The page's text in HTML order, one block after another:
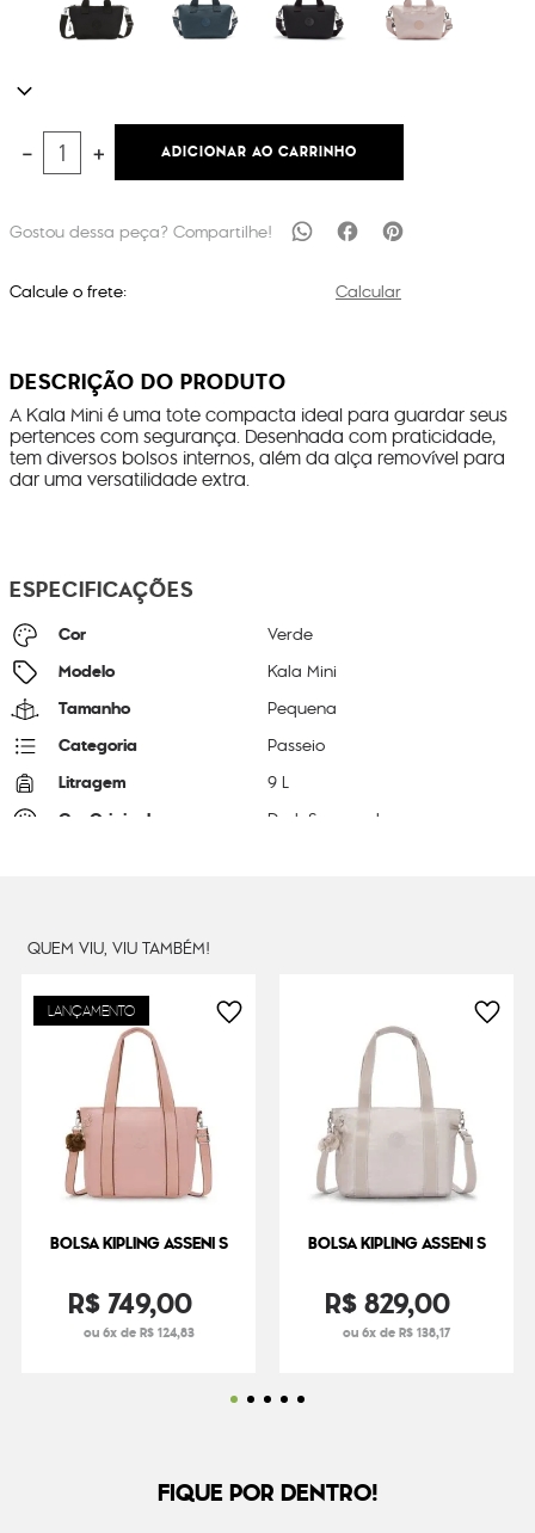
＋
－ ADICIONAR AO CARRINHO
Calcule o frete: Calcular
DESCRIÇÃO DO PRODUTO
A Kala Mini é uma tote compacta ideal para guardar seus
pertences com segurança. Desenhada com praticidade,
tem diversos bolsos internos, além da alça removível para
dar uma versatilidade extra.
ESPECIFICAÇÕES
Cor Verde
Modelo Kala Mini
Tamanho Pequena
Categoria Passeio
Litragem 9 L
Cor Original Dark Seaweed
QUEM VIU, VIU TAMBÉM!
LANÇAMENTO
BOLSA KIPLING ASSENI S
R$ 749,00
ou 6x de R$ 124,83
BOLSA KIPLING ASSENI S
R$829,00
ou 6x de R$ 138,17
FIQUE POR DENTRO!